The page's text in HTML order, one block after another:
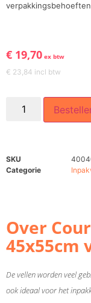
€ 19,70 ex btw
€ 23,84 incl btw
SKU
Categorie
Over
45x55cm
De vellen worden veel
ook ideaal voor het